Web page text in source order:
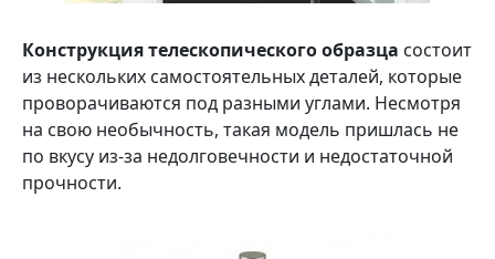
Конструкция телескопического образца состоит
из нескольких самостоятельных деталей, которые
проворачиваются под разными углами. Несмотря
на свою необычность, такая модель пришлась не
по вкусу из-за недолговечности и недостаточной
прочности.